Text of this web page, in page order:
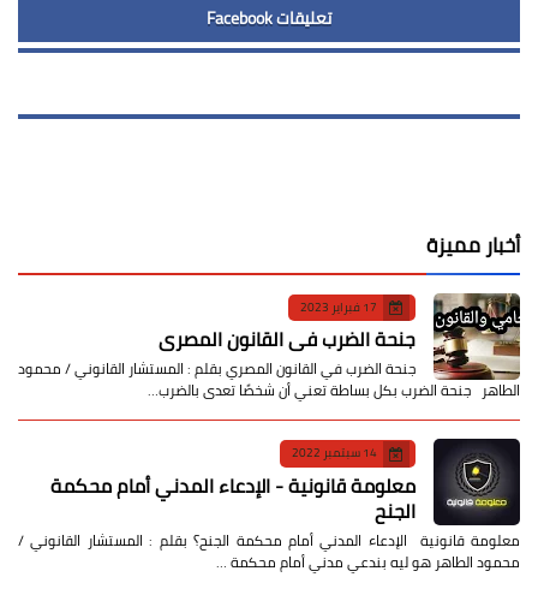
تعليقات Facebook
أخبار مميزة
17 فبراير 2023
جنحة الضرب في القانون المصري
جنحة الضرب في القانون المصري بقلم : المستشار القانوني / محمود
الطاهر جنحة الضرب بكل بساطة تعني أن شخصًا تعدى بالضرب…
14 سبتمبر 2022
معلومة قانونية - الإدعاء المدني أمام محكمة
الجنح
معلومة قانونية الإدعاء المدني أمام محكمة الجنح؟ بقلم : المستشار القانوني /
محمود الطاهر هو ليه بندعي مدني أمام محكمة …